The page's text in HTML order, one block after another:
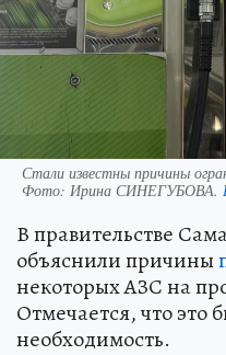
Стали известны причины
Фото: Ирина СИНЕГУБОВА.
В правительстве
объяснили причины
некоторых АЗС на
Отмечается, что это
необходимость.